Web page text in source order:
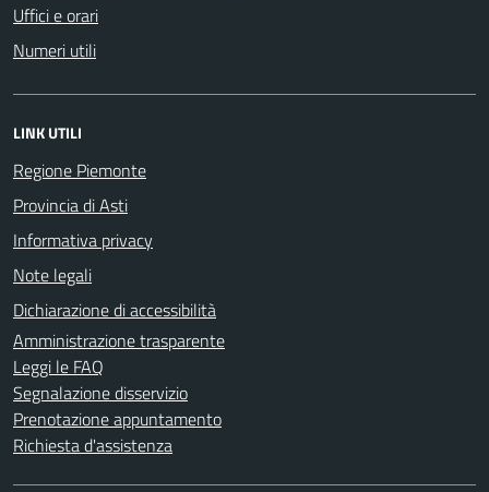
Uffici e orari
Numeri utili
LINK UTILI
Regione Piemonte
Provincia di Asti
Informativa privacy
Note legali
Dichiarazione di accessibilità
Amministrazione trasparente
Leggi le FAQ
Segnalazione disservizio
Prenotazione appuntamento
Richiesta d'assistenza